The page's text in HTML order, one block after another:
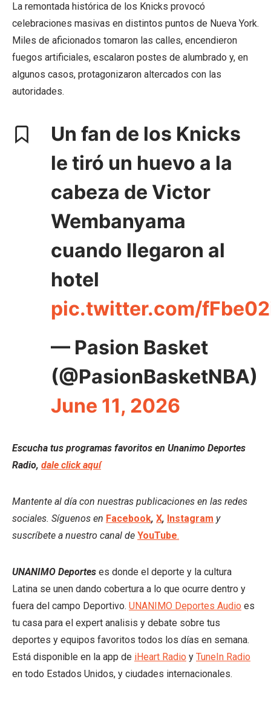
La remontada histórica de los Knicks provocó
celebraciones masivas en distintos puntos de Nueva York.
Miles de aficionados tomaron las calles, encendieron
fuegos artificiales, escalaron postes de alumbrado y, en
algunos casos, protagonizaron altercados con las
autoridades.
Un fan de los Knicks
le tiró un huevo a la
cabeza de Victor
Wembanyama
cuando llegaron al
hotel
pic.twitter.com/
— Pasion Basket
(@PasionBasketNBA)
June 11, 2026
Escucha tus programas favoritos en Unanimo Deportes
Radio, dale click aquí
Mantente al día con nuestras publicaciones en las redes
sociales. Síguenos en Facebook, X, Instagram y
suscríbete a nuestro canal de YouTube.
UNANIMO Deportes es donde el deporte y la cultura
Latina se unen dando cobertura a lo que ocurre dentro y
fuera del campo Deportivo. UNANIMO Deportes Audio es
tu casa para el expert analisis y debate sobre tus
deportes y equipos favoritos todos los días en semana.
Está disponible en la app de iHeart Radio y TuneIn Radio
en todo Estados Unidos, y ciudades internacionales.